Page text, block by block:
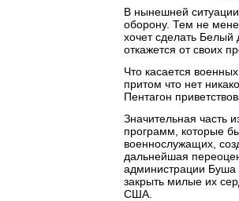
В нынешней ситуации
оборону. Тем не
хочет сделать
откажется от своих
Что касается
притом что нет
Пентагон
Значительная часть
программ, которые
военнослужащих,
дальнейшая
администрации Буша
закрыть милые их
США.